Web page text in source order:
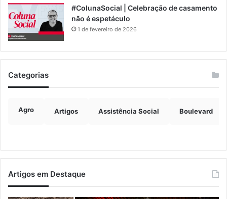
#ColunaSocial | Celebração de casamento
não é espetáculo
1 de fevereiro de 2026
Categorias
Agro Artigos Assistência Social Boulevard
Artigos em Destaque